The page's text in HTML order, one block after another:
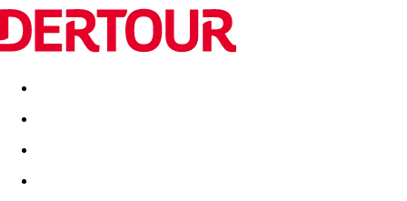
Destinatii Vacanta perfecta OFERTE DE NERATAT